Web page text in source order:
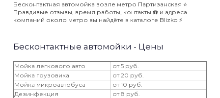
Бесконтактная автомойка возле метро Партизанская ⭐️
Правдивые отзывы, время работы, контакты ☎️ и адреса
компаний около метро вы найдёте в каталоге Blizko ⚡️
Бесконтактные автомойки - Цены
Мойка легкового авто
от 5 руб.
Мойка грузовика
от 20 руб.
Мойка микроавтобуса
от 10 руб.
Дезинфекция
от 8 руб.